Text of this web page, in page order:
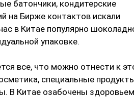
батончики, кондитерские
на Бирже контактов искали
в Китае популярно
упаковке.
все, что можно отнести к
специальные
В Китае озабочены здоровьем